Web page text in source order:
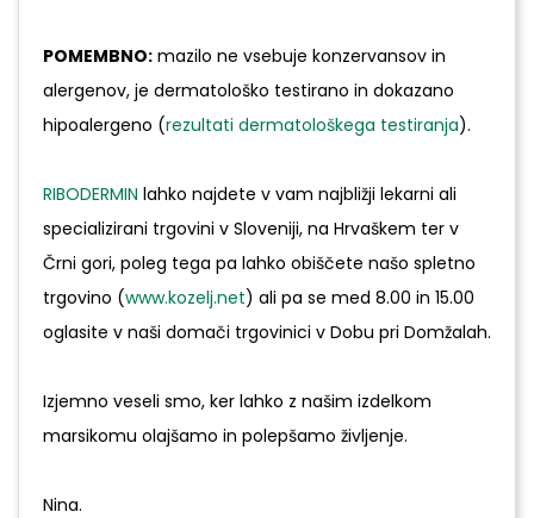
POMEMBNO: mazilo ne vsebuje konzervansov in
alergenov, je dermatološko testirano in dokazano
hipoalergeno (rezultati dermatološkega testiranja).
RIBODERMIN lahko najdete v vam najbližji lekarni ali
specializirani trgovini v Sloveniji, na Hrvaškem ter v
Črni gori, poleg tega pa lahko obiščete našo spletno
trgovino (www.kozelj.net) ali pa se med 8.00 in 15.00
oglasite v naši domači trgovinici v Dobu pri Domžalah.
Izjemno veseli smo, ker lahko z našim izdelkom
marsikomu olajšamo in polepšamo življenje.
Nina.